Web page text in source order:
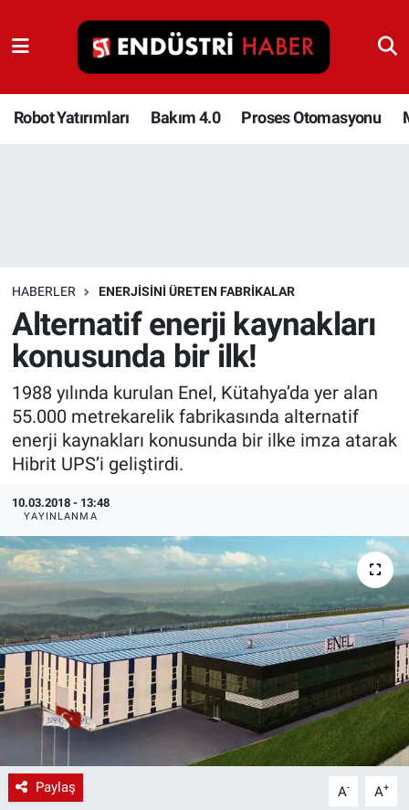
Robot Yatırımları Bakım 4.0 Proses Otomasyonu
HABERLER ENERJISINI ÜRETEN FABRIKALAR
Alternatif enerji kaynakları
konusunda bir ilk!
1988 yılında kurulan Enel, Kütahya’da yer alan
55.000 metrekarelik fabrikasında alternatif
enerji kaynakları konusunda bir ilke imza atarak
Hibrit UPS’i geliştirdi.
10.03.2018 - 13:48
YAYINLANMA
Paylaş A- A+
Robot Yatırımları
Bakım 4.0
Depolama Çözümleri
İnşaat ve Malzeme
HaberOrtak
EndüstriST
Endüstri 4.0 Uygulamaları
Ağır Sanayi Çözümleri